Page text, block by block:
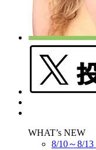
WHAT’s NEW
8/10～8/